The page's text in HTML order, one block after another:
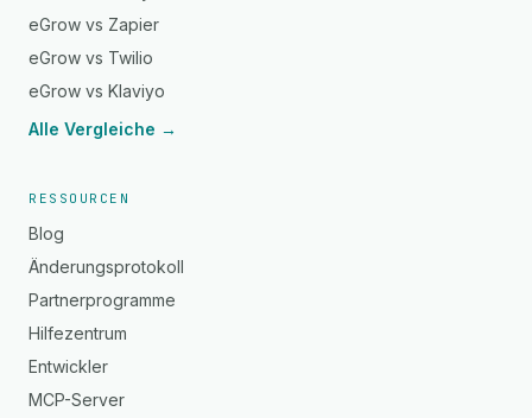
eGrow vs Zapier
eGrow vs Twilio
eGrow vs Klaviyo
Alle Vergleiche →
RESSOURCEN
Blog
Änderungsprotokoll
Partnerprogramme
Hilfezentrum
Entwickler
MCP-Server